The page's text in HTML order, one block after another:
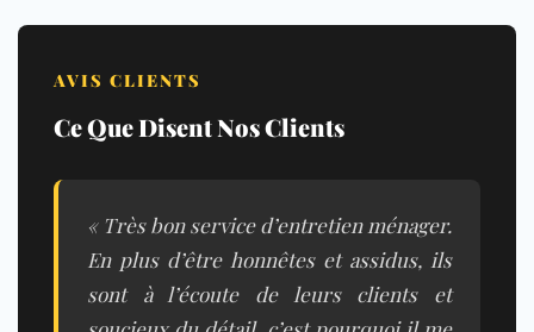
AVIS CLIENTS
Ce Que Disent Nos Clients
« Très bon service d’entretien ménager.
En plus d’être honnêtes et assidus, ils
sont à l’écoute de leurs clients et